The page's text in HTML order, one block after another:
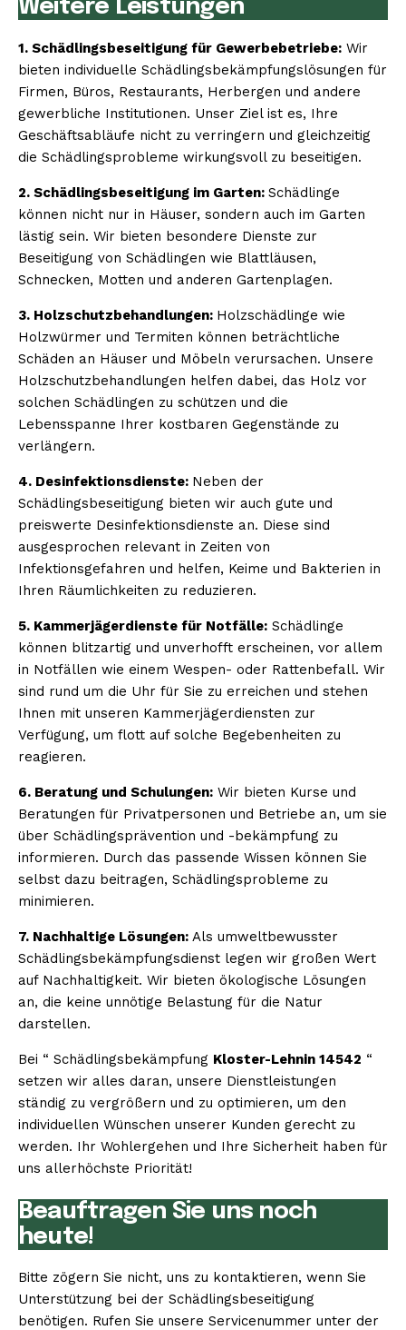
Weitere Leistungen
1. Schädlingsbeseitigung für Gewerbebetriebe: Wir
bieten individuelle Schädlingsbekämpfungslösungen für
Firmen, Büros, Restaurants, Herbergen und andere
gewerbliche Institutionen. Unser Ziel ist es, Ihre
Geschäftsabläufe nicht zu verringern und gleichzeitig
die Schädlingsprobleme wirkungsvoll zu beseitigen.
2. Schädlingsbeseitigung im Garten: Schädlinge
können nicht nur in Häuser, sondern auch im Garten
lästig sein. Wir bieten besondere Dienste zur
Beseitigung von Schädlingen wie Blattläusen,
Schnecken, Motten und anderen Gartenplagen.
3. Holzschutzbehandlungen: Holzschädlinge wie
Holzwürmer und Termiten können beträchtliche
Schäden an Häuser und Möbeln verursachen. Unsere
Holzschutzbehandlungen helfen dabei, das Holz vor
solchen Schädlingen zu schützen und die
Lebensspanne Ihrer kostbaren Gegenstände zu
verlängern.
4. Desinfektionsdienste: Neben der
Schädlingsbeseitigung bieten wir auch gute und
preiswerte Desinfektionsdienste an. Diese sind
ausgesprochen relevant in Zeiten von
Infektionsgefahren und helfen, Keime und Bakterien in
Ihren Räumlichkeiten zu reduzieren.
5. Kammerjägerdienste für Notfälle: Schädlinge
können blitzartig und unverhofft erscheinen, vor allem
in Notfällen wie einem Wespen- oder Rattenbefall. Wir
sind rund um die Uhr für Sie zu erreichen und stehen
Ihnen mit unseren Kammerjägerdiensten zur
Verfügung, um flott auf solche Begebenheiten zu
reagieren.
6. Beratung und Schulungen: Wir bieten Kurse und
Beratungen für Privatpersonen und Betriebe an, um sie
über Schädlingsprävention und -bekämpfung zu
informieren. Durch das passende Wissen können Sie
selbst dazu beitragen, Schädlingsprobleme zu
minimieren.
7. Nachhaltige Lösungen: Als umweltbewusster
Schädlingsbekämpfungsdienst legen wir großen Wert
auf Nachhaltigkeit. Wir bieten ökologische Lösungen
an, die keine unnötige Belastung für die Natur
darstellen.
Bei “ Schädlingsbekämpfung Kloster-Lehnin 14542 “
setzen wir alles daran, unsere Dienstleistungen
ständig zu vergrößern und zu optimieren, um den
individuellen Wünschen unserer Kunden gerecht zu
werden. Ihr Wohlergehen und Ihre Sicherheit haben für
uns allerhöchste Priorität!
Beauftragen Sie uns noch
heute!
Bitte zögern Sie nicht, uns zu kontaktieren, wenn Sie
Unterstützung bei der Schädlingsbeseitigung
benötigen. Rufen Sie unsere Servicenummer unter der